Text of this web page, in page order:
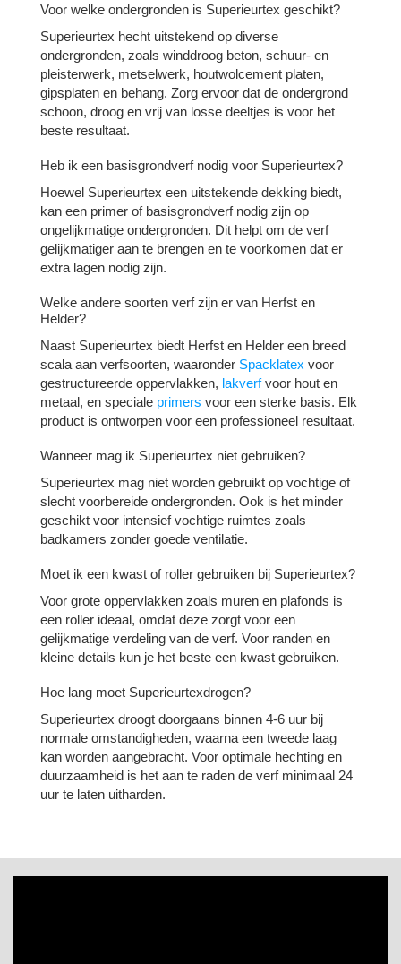
Voor welke ondergronden is Superieurtex geschikt?
Superieurtex hecht uitstekend op diverse
ondergronden, zoals winddroog beton, schuur- en
pleisterwerk, metselwerk, houtwolcement platen,
gipsplaten en behang. Zorg ervoor dat de ondergrond
schoon, droog en vrij van losse deeltjes is voor het
beste resultaat.
Heb ik een basisgrondverf nodig voor Superieurtex?
Hoewel Superieurtex een uitstekende dekking biedt,
kan een primer of basisgrondverf nodig zijn op
ongelijkmatige ondergronden. Dit helpt om de verf
gelijkmatiger aan te brengen en te voorkomen dat er
extra lagen nodig zijn.
Welke andere soorten verf zijn er van Herfst en
Helder?
Naast Superieurtex biedt Herfst en Helder een breed
scala aan verfsoorten, waaronder Spacklatex voor
gestructureerde oppervlakken, lakverfvoor hout en
metaal, en speciale primers voor een sterke basis. Elk
product is ontworpen voor een professioneel resultaat.
Wanneer mag ik Superieurtex niet gebruiken?
Superieurtex mag niet worden gebruikt op vochtige of
slecht voorbereide ondergronden. Ook is het minder
geschikt voor intensief vochtige ruimtes zoals
badkamers zonder goede ventilatie.
Moet ik een kwast of roller gebruiken bij Superieurtex?
Voor grote oppervlakken zoals muren en plafonds is
een roller ideaal, omdat deze zorgt voor een
gelijkmatige verdeling van de verf. Voor randen en
kleine details kun je het beste een kwast gebruiken.
Hoe lang moet Superieurtexdrogen?
Superieurtex droogt doorgaans binnen 4-6 uur bij
normale omstandigheden, waarna een tweede laag
kan worden aangebracht. Voor optimale hechting en
duurzaamheid is het aan te raden de verf minimaal 24
uur te laten uitharden.